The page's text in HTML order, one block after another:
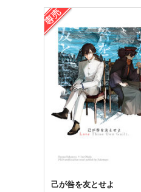
岡田君のクセに生意気だ
4624
629円 （税込）
岡田以蔵×高杉晋作
己が咎を友とせよ